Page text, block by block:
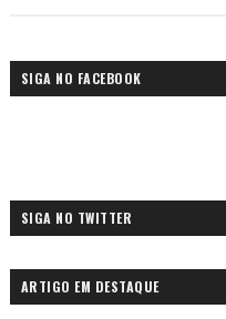
SIGA NO FACEBOOK
SIGA NO TWITTER
ARTIGO EM DESTAQUE